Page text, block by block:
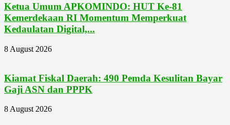
Ketua Umum APKOMINDO: HUT Ke-81
Kemerdekaan RI Momentum Memperkuat
Kedaulatan Digital,...
8 August 2026
Kiamat Fiskal Daerah: 490 Pemda Kesulitan Bayar
Gaji ASN dan PPPK
8 August 2026